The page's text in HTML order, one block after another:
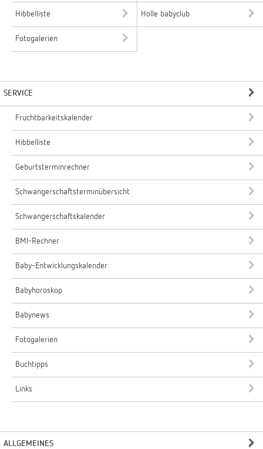
Hibbelliste Holle babyclub
Fotogalerien
SERVICE
Fruchtbarkeitskalender
Hibbelliste
Geburtsterminrechner
Schwangerschaftsterminübersicht
Schwangerschaftskalender
BMI-Rechner
Baby-Entwicklungskalender
Babyhoroskop
Babynews
Fotogalerien
Buchtipps
Links
ALLGEMEINES